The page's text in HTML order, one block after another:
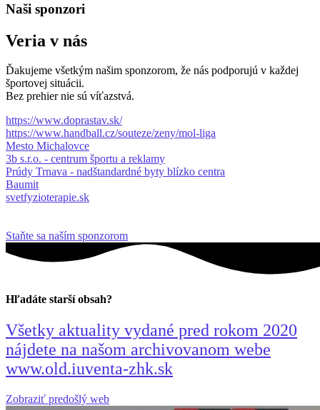
Naši sponzori
Veria v nás
Ďakujeme všetkým našim sponzorom, že nás podporujú v každej
športovej situácii.
Bez prehier nie sú víťazstvá.
https://www.doprastav.sk/
https://www.handball.cz/souteze/zeny/mol-liga
Mesto Michalovce
3b s.r.o. - centrum športu a reklamy
Prúdy Trnava - nadštandardné byty blízko centra
Baumit
svetfyzioterapie.sk
Staňte sa naším sponzorom
Hľadáte starší obsah?
Všetky aktuality vydané pred rokom 2020
nájdete na našom archivovanom webe
www.old.iuventa-zhk.sk
Zobraziť predošlý web